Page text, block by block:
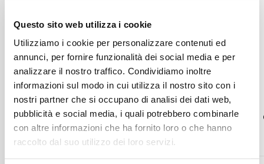
Questo sito web utilizza i cookie
Utilizziamo i cookie per personalizzare contenuti ed
annunci, per fornire funzionalità dei social media e per
analizzare il nostro traffico. Condividiamo inoltre
informazioni sul modo in cui utilizza il nostro sito con i
nostri partner che si occupano di analisi dei dati web,
pubblicità e social media, i quali potrebbero combinarle
con altre informazioni che ha fornito loro o che hanno
raccolto dal suo utilizzo dei loro servizi.
AMEN
Collana Amen maglia Veneziana in
argento rodiato